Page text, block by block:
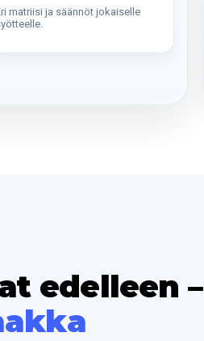
matriisi ja säännöt jokaiselle
edelleen –